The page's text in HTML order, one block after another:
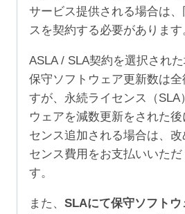
サービス提供される場合は
スを契約する必要があります
ASLA / SLA契約を選択され
保守ソフトウェア更新数は全
すが、永続ライセンス（SLA
ウェアを減数更新をされた
センス追加される場合は、改
センス費用をお支払いいただ
す。
また、 SLAにて保守ソフトウ